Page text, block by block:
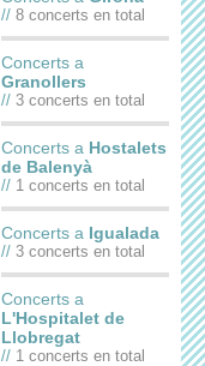
//8 concerts en total
Concerts a
Granollers
//3 concerts en total
Concerts a Hostalets
de Balenyà
//1 concerts en total
Concerts a Igualada
//3 concerts en total
Concerts a
L'Hospitalet de
Llobregat
//1 concerts en total